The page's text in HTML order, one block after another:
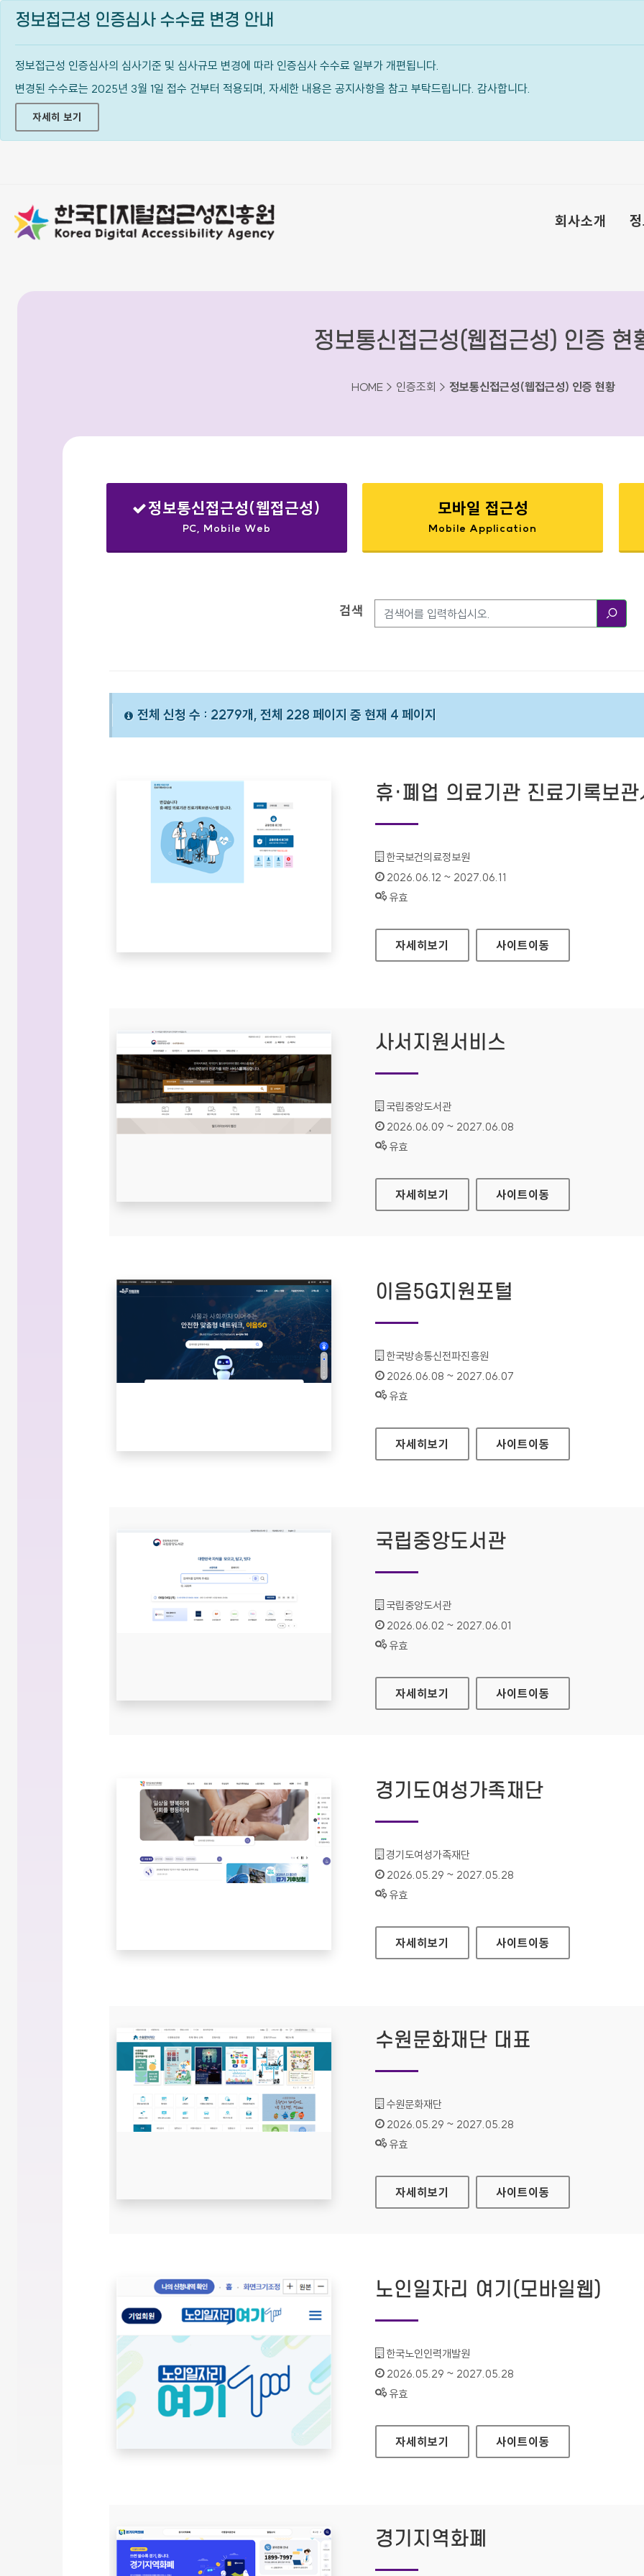
정보접근성 인증심사 수수료 변경 안내
정보접근성 인증심사의 심사기준 및 심사규모 변경에 따라 인증심사 수수료 일부가 개편됩니다.
변경된 수수료는 2025년 3월 1일 접수 건부터 적용되며, 자세한 내용은 공지사항을 참고 부탁드립니다. 감사합니다.
자세히 보기
회사소개
정보통신접근성(웹접근성) 인증 현
HOME > 인증조회 > 정보통신접근성(웹접근성) 인증 현황
정보통신접근성(웹접근성)
PC, Mobile Web
모바일 접근성
Mobile Application
검색
전체 신청 수 : 2279개, 전체 228 페이지 중 현재 4 페이지
휴·폐업 의료기관 진료기록보
기관명 :
한국보건의료정보원
인증기간 :
2026.06.12 ~ 2027.06.11
상태 :
유효
휴·폐업 의료기관 진료기록보관시스템
자세히보기 사이트이동
사서지원서비스
기관명 :
국립중앙도서관
인증기간 :
2026.06.09 ~ 2027.06.08
상태 :
유효
사서지원서비스
자세히보기 사이트이동
이음5G지원포털
기관명 :
한국방송통신전파진흥원
인증기간 :
2026.06.08 ~ 2027.06.07
상태 :
유효
이음5G지원포털
자세히보기 사이트이동
국립중앙도서관
기관명 :
국립중앙도서관
인증기간 :
2026.06.02 ~ 2027.06.01
상태 :
유효
국립중앙도서관
자세히보기 사이트이동
경기도여성가족재단
기관명 :
경기도여성가족재단
인증기간 :
2026.05.29 ~ 2027.05.28
상태 :
유효
경기도여성가족재단
자세히보기 사이트이동
수원문화재단 대표
기관명 :
수원문화재단
인증기간 :
2026.05.29 ~ 2027.05.28
상태 :
유효
수원문화재단 대표
자세히보기 사이트이동
노인일자리 여기(모바일웹)
기관명 :
한국노인인력개발원
인증기간 :
2026.05.29 ~ 2027.05.28
상태 :
유효
노인일자리 여기(모바일웹)
자세히보기 사이트이동
경기지역화폐